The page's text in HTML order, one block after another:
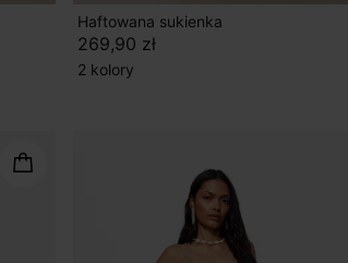
Haftowana sukienka
269,90 zł
2 kolory